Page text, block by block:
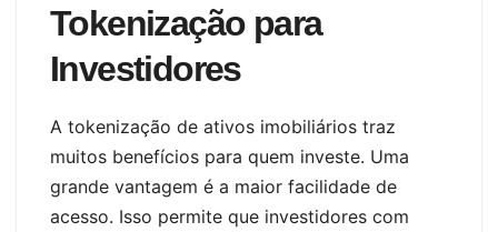
Tokenização para
Investidores
A tokenização de ativos imobiliários traz
muitos benefícios para quem investe. Uma
grande vantagem é a maior facilidade de
acesso. Isso permite que investidores com